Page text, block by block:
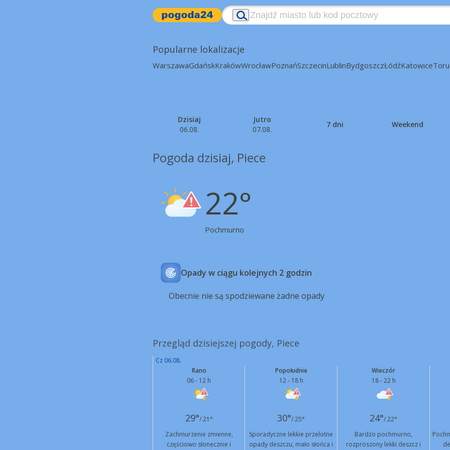
Popularne lokalizacje
WarszawaGdańskKrakówWrocławPoznańSzczecinLublinBydgoszczŁódźKatowice
Dzisiaj
06.08.
Jutro
07.08.
7 dni Weekend
Pogoda dzisiaj, Piece
22°
Pochmurno
Opady w ciągu kolejnych 2 godzin
Obecnie nie są spodziewane żadne opady
Przegląd dzisiejszej pogody, Piece
Cz 06.08.
Rano
06 - 12 h
Popołudnie
12 - 18 h
Wieczór
18 - 22 h
29°/ 21° 30°/ 25° 24°/ 22°
Zachmurzenie zmienne,
częściowo słonecznie i
Sporadyczne lekkie przelotne
opady deszczu, mało słońca i
Bardzo pochmurno,
rozproszony lekki deszcz i